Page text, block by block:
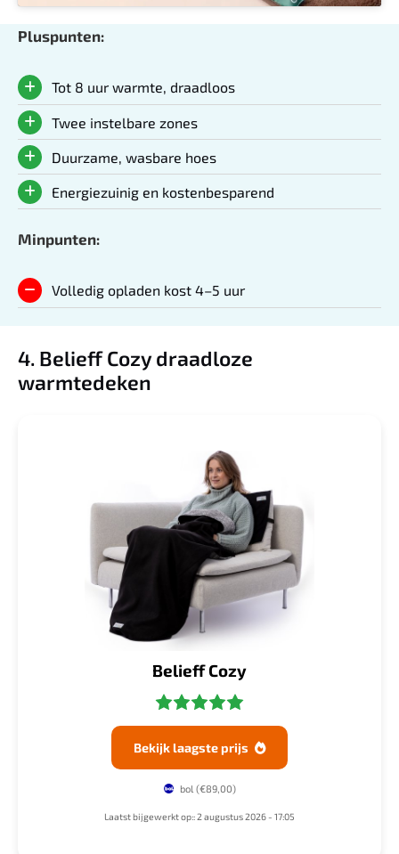
Pluspunten:
Tot 8 uur warmte, draadloos
Twee instelbare zones
Duurzame, wasbare hoes
Energiezuinig en kostenbesparend
Minpunten:
Volledig opladen kost 4–5 uur
4. Belieff Cozy draadloze
warmtedeken
Belieff Cozy
Bekijk laagste prijs 
bol (€89,00)
Laatst bijgewerkt op:: 2 augustus 2026 - 17:05